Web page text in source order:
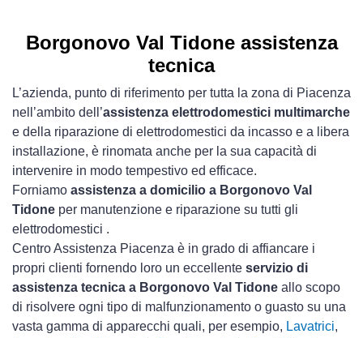
Borgonovo Val Tidone assistenza
tecnica
L’azienda, punto di riferimento per tutta la zona di Piacenza
nell’ambito dell’assistenza elettrodomestici multimarche
e della riparazione di elettrodomestici da incasso e a libera
installazione, è rinomata anche per la sua capacità di
intervenire in modo tempestivo ed efficace.
Forniamo assistenza a domicilio a Borgonovo Val
Tidone per manutenzione e riparazione su tutti gli
elettrodomestici .
Centro Assistenza Piacenza è in grado di affiancare i
propri clienti fornendo loro un eccellente servizio di
assistenza tecnica a Borgonovo Val Tidone allo scopo
di risolvere ogni tipo di malfunzionamento o guasto su una
vasta gamma di apparecchi quali, per esempio, Lavatrici,